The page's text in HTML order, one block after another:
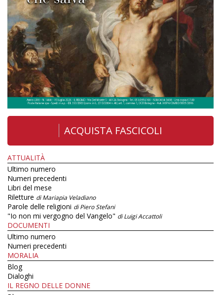
ACQUISTA FASCICOLI
ATTUALITÀ
Ultimo numero
Numeri precedenti
Libri del mese
Riletture di Mariapia Veladiano
Parole delle religioni di Piero Stefani
"Io non mi vergogno del Vangelo" di Luigi Accattoli
DOCUMENTI
Ultimo numero
Numeri precedenti
MORALIA
Blog
Dialoghi
IL REGNO DELLE DONNE